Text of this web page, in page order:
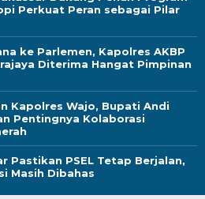
Perkuat Peran sebagai Pilar
ke Parlemen, Kapolres AKBP
Diterima Hangat Pimpinan
Kapolres Wajo, Bupati Andi
Pentingnya Kolaborasi
Pastikan PSEL Tetap Berjalan,
Masih Dibahas